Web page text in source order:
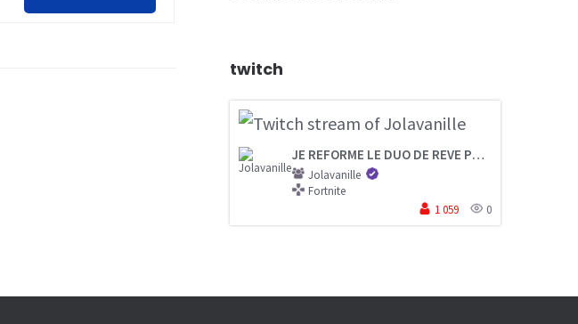
twitch
JE REFORME LE DUO DE REVE POUR LA LAST CHANCE FNCS
Jolavanille
Fortnite
1 059
0